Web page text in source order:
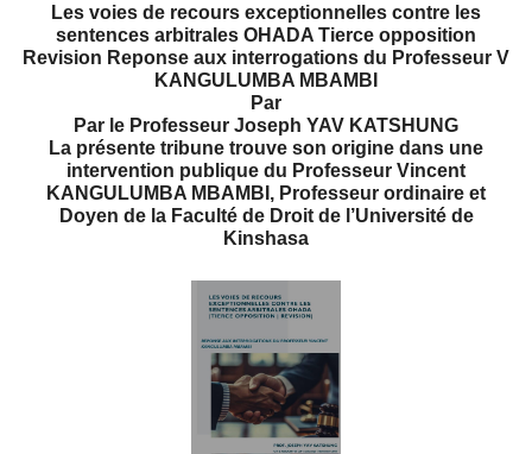
Les voies de recours exceptionnelles contre les
sentences arbitrales OHADA Tierce opposition
Revision Reponse aux interrogations du Professeur V
KANGULUMBA MBAMBI
Par
Par le Professeur Joseph YAV KATSHUNG
La présente tribune trouve son origine dans une
intervention publique du Professeur Vincent
KANGULUMBA MBAMBI, Professeur ordinaire et
Doyen de la Faculté de Droit de l’Université de
Kinshasa